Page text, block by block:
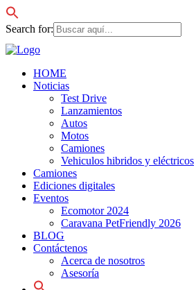
Search for:
HOME
Noticias
Test Drive
Lanzamientos
Autos
Motos
Camiones
Vehiculos hibridos y eléctricos
Camiones
Ediciones digitales
Eventos
Ecomotor 2024
Caravana PetFriendly 2026
BLOG
Contáctenos
Acerca de nosotros
Asesoría